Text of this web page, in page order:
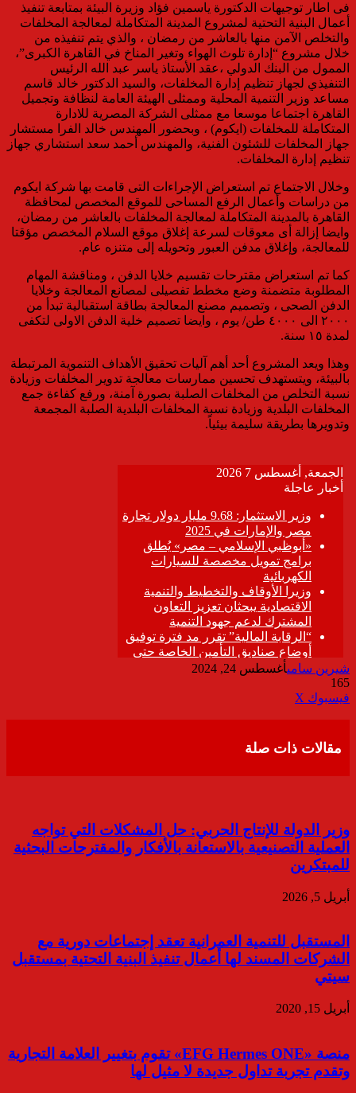
فى اطار توجيهات الدكتورة ياسمين فؤاد وزيرة البيئة بمتابعة تنفيذ
أعمال البنية التحتية لمشروع المدينة المتكاملة لمعالجة المخلفات
والتخلص الآمن منها بالعاشر من رمضان ، والذي يتم تنفيذه من
خلال مشروع “إدارة تلوث الهواء وتغير المناخ في القاهرة الكبرى”،
الممول من البنك الدولي ،عقد الأستاذ ياسر عبد الله الرئيس
التنفيذي لجهاز تنظيم إدارة المخلفات، والسيد الدكتور خالد قاسم
مساعد وزير التنمية المحلية وممثلى الهيئة العامة لنظافة وتجميل
القاهرة اجتماعا موسعا مع ممثلى الشركة المصرية للادارة
المتكاملة للمخلفات (ايكوم) ، وبحضور المهندس خالد الفرا مستشار
جهاز المخلفات للشئون الفنية، والمهندس أحمد سعد استشاري جهاز
تنظيم إدارة المخلفات.
وخلال الاجتماع تم استعراض الإجراءات التى قامت بها شركة ايكوم
من دراسات وأعمال الرفع المساحى للموقع المخصص لمحافظة
القاهرة بالمدينة المتكاملة لمعالجة المخلفات بالعاشر من رمضان،
وايضا إزالة أى معوقات لسرعة إغلاق موقع السلام المخصص مؤقتا
للمعالجة، وإغلاق مدفن العبور وتحويله إلى متنزه عام.
كما تم استعراض مقترحات تقسيم خلايا الدفن ، ومناقشة المهام
المطلوبة متضمنة وضع مخطط تفصيلى لمصانع المعالجة وخلايا
الدفن الصحى ، وتصميم مصنع المعالجة بطاقة استقبالية تبدأ من
٢٠٠٠ الى ٤٠٠٠ طن/ يوم ، وايضا تصميم خلية الدفن الاولى لتكفى
لمدة ١٥ سنة.
وهذا ويعد المشروع أحد أهم آليات تحقيق الأهداف التنموية المرتبطة
بالبيئة، ويتستهدف تحسين ممارسات معالجة تدوير المخلفات وزيادة
نسبة التخلص من المخلفات الصلبة بصورة آمنة، ورفع كفاءة جمع
المخلفات البلدية وزيادة نسبة المخلفات البلدية الصلبة المجمعة
وتدويرها بطريقة سليمة بيئياً.
شيرين سامىأغسطس 24, 2024
165
فيسبوك ‫X
مقالات ذات صلة
وزير الدولة للإنتاج الحربي: حل المشكلات التي تواجه
العملية التصنيعية بالاستعانة بالأفكار والمقترحات البحثية
للمبتكرين
أبريل 5, 2026
المستقبل للتنمية العمرانية تعقد إجتماعات دورية مع
الشركات المسند لها أعمال تنفيذ البنية التحتية بمستقبل
سيتي
أبريل 15, 2020
منصة «EFG Hermes ONE» تقوم بتغيير العلامة التجارية
وتقدم تجربة تداول جديدة لا مثيل لها